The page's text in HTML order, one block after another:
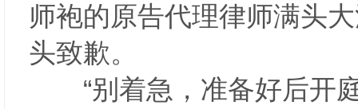
师袍的原告代理律师满头
头致歉。
“别着急，准备好后开庭